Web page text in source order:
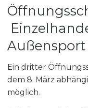
Außensport
Ein dritter
dem 8. März
möglich.